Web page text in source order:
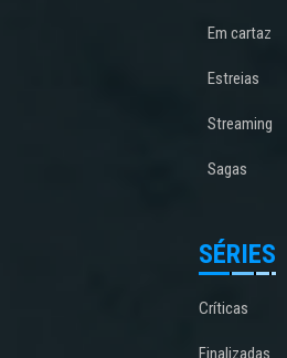
Em cartaz
Estreias
Streaming
Sagas
SÉRIES
Críticas
Finalizadas